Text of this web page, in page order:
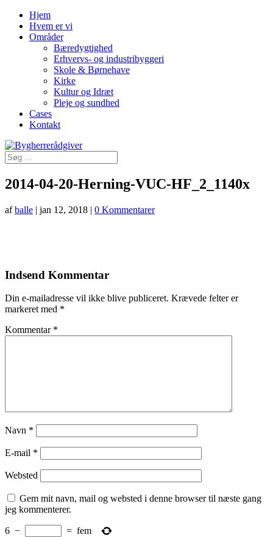
Hjem
Hvem er vi
Områder
Bæredygtighed
Erhvervs- og industribyggeri
Skole & Børnehave
Kirke
Kultur og Idræt
Pleje og sundhed
Cases
Kontakt
2014-04-20-Herning-VUC-HF_2_1140x
afballe | jan 12, 2018 | 0 Kommentarer
Indsend Kommentar
Din e-mailadresse vil ikke blive publiceret. Krævede felter er
markeret med *
Kommentar *
Navn *
E-mail *
Websted
Gem mit navn, mail og websted i denne browser til næste gang
jeg kommenterer.
6 − = fem